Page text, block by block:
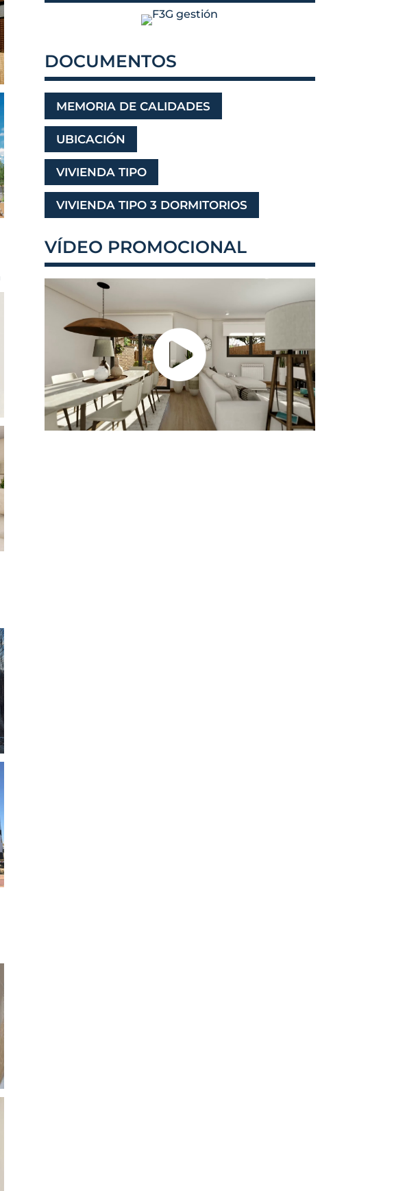
DOCUMENTOS
MEMORIA DE CALIDADES
UBICACIÓN
VIVIENDA TIPO
VIVIENDA TIPO 3 DORMITORIOS
VÍDEO PROMOCIONAL